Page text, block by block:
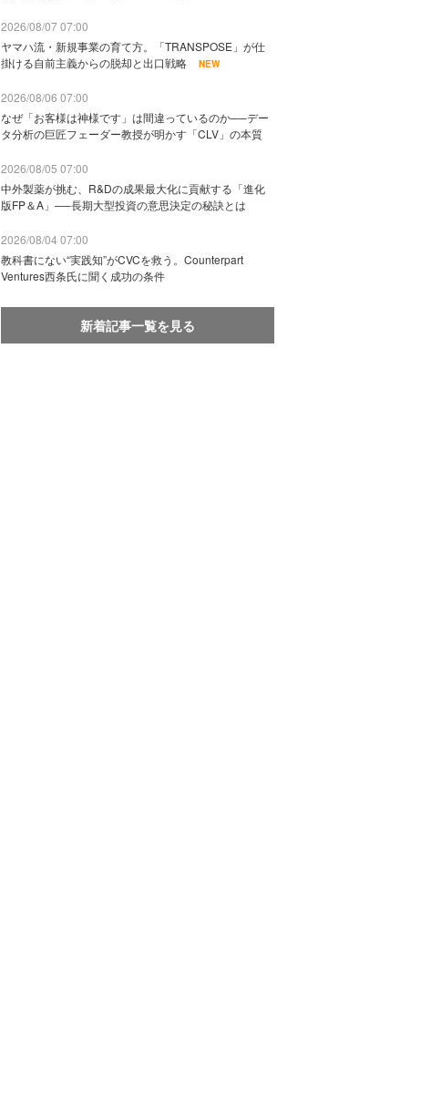
2026/08/07 07:00
ヤマハ流・新規事業の育て方。「TRANSPOSE」が仕
掛ける自前主義からの脱却と出口戦略
NEW
2026/08/06 07:00
なぜ「お客様は神様です」は間違っているのか──デー
タ分析の巨匠フェーダー教授が明かす「CLV」の本質
2026/08/05 07:00
中外製薬が挑む、R&Dの成果最大化に貢献する「進化
版FP＆A」──長期大型投資の意思決定の秘訣とは
2026/08/04 07:00
教科書にない“実践知”がCVCを救う。Counterpart
Ventures西条氏に聞く成功の条件
新着記事一覧を見る